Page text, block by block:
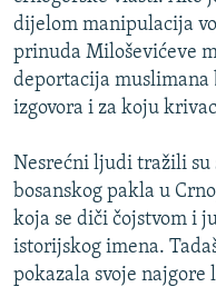
POPLAVE I KLIZIŠTA U BIH
POST SCRIPTUM
TRI DECENIJE OD RATA U BIH
SVE KARTE DEJTONA
NASTANAK I RASPAD
Sve RFE/RL stranice
dijelom manipulacija
prinuda Miloševićeve
deportacija muslimana
izgovora i za koju
Nesrećni ljudi tražili su
bosanskog pakla u
koja se diči čojstvom i
istorijskog imena.
pokazala svoje